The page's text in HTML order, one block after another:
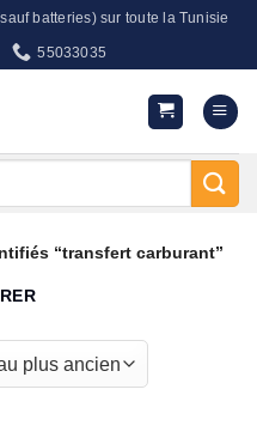
batteries) sur toute la Tunisie
55033035
“transfert carburant”